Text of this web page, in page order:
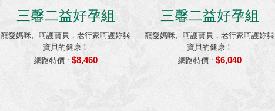
三馨二益好孕組
寵愛媽咪、呵護寶貝，老行家呵護妳與
寶貝的健康！
網路特價 : $8,460
三馨二益好孕組
寵愛媽咪、呵護寶貝，老行家呵護妳與
寶貝的健康！
網路特價 : $6,040